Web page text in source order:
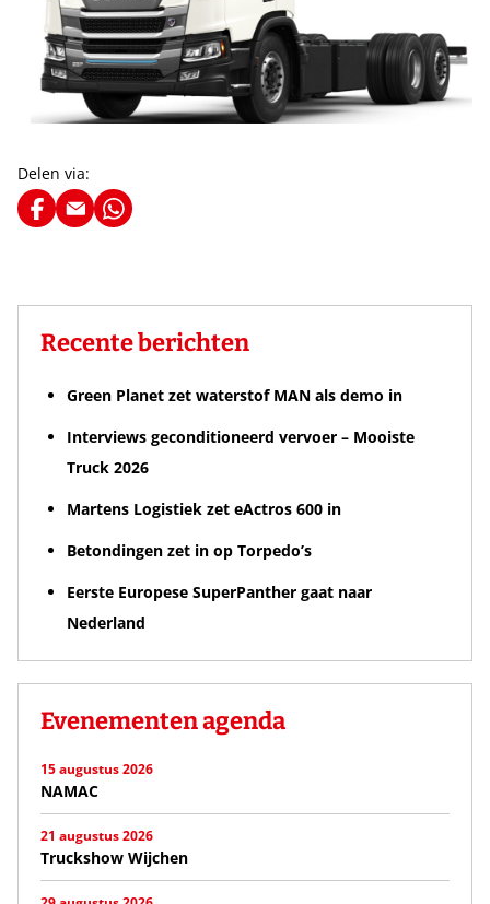
Delen via:
Recente berichten
Green Planet zet waterstof MAN als demo in
Interviews geconditioneerd vervoer – Mooiste
Truck 2026
Martens Logistiek zet eActros 600 in
Betondingen zet in op Torpedo’s
Eerste Europese SuperPanther gaat naar
Nederland
Evenementen agenda
15 augustus 2026
NAMAC
21 augustus 2026
Truckshow Wijchen